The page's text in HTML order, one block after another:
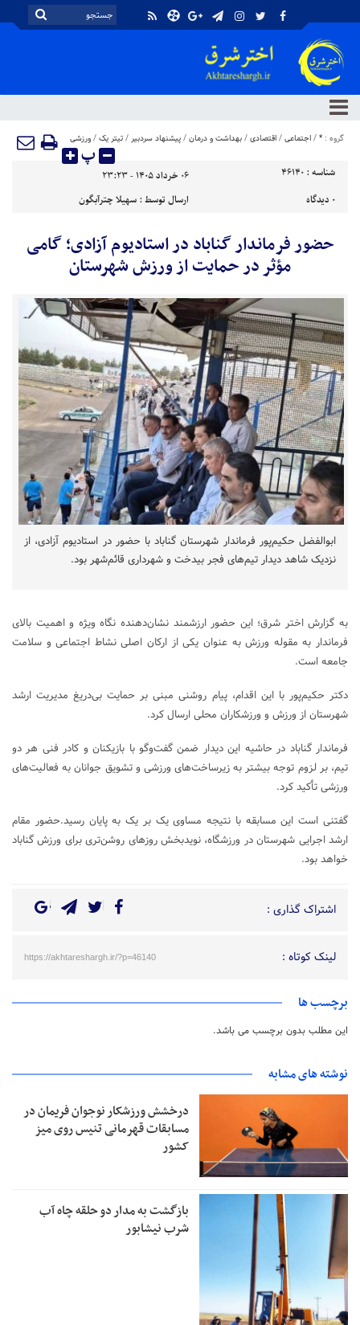
گروه : *
/اجتماعی/اقتصادی/بهداشت و درمان/پیشنهاد سردبیر/تیتر یک/ورزشی
پ
شناسه : 46140
۰۶ خرداد ۱۴۰۵ - ۲۳:۲۳
۰ دیدگاه ارسال توسط :سهیلا چترآبگون
حضور فرماندار گناباد در استادیوم آزادی؛ گامی
مؤثر در حمایت از ورزش شهرستان
ابوالفضل حکیم‌پور فرماندار شهرستان گناباد با حضور در استادیوم آزادی، از
نزدیک شاهد دیدار تیم‌های فجر بیدخت و شهرداری قائم‌شهر بود.
به گزارش اختر شرق؛ این حضور ارزشمند نشان‌دهنده نگاه ویژه و اهمیت بالای
فرماندار به مقوله ورزش به عنوان یکی از ارکان اصلی نشاط اجتماعی و سلامت
جامعه است.
دکتر حکیم‌پور با این اقدام، پیام روشنی مبنی بر حمایت بی‌دریغ مدیریت ارشد
شهرستان از ورزش و ورزشکاران محلی ارسال کرد.
فرماندار گناباد در حاشیه این دیدار ضمن گفت‌وگو با بازیکنان و کادر فنی هر دو
تیم، بر لزوم توجه بیشتر به زیرساخت‌های ورزشی و تشویق جوانان به فعالیت‌های
ورزشی تأکید کرد.
گفتنی است این مسابقه با نتیجه مساوی یک بر یک به پایان رسید.حضور مقام
ارشد اجرایی شهرستان در ورزشگاه، نویدبخش روزهای روشن‌تری برای ورزش گناباد
خواهد بود.
اشتراک گذاری :
لینک کوتاه : https://akhtareshargh.ir/?p=46140
برچسب ها
این مطلب بدون برچسب می باشد.
نوشته های مشابه
درخشش ورزشکار نوجوان فریمان در
مسابقات قهرمانی تنیس روی میز
کشور
بازگشت به مدار دو حلقه چاه آب
شرب نیشابور